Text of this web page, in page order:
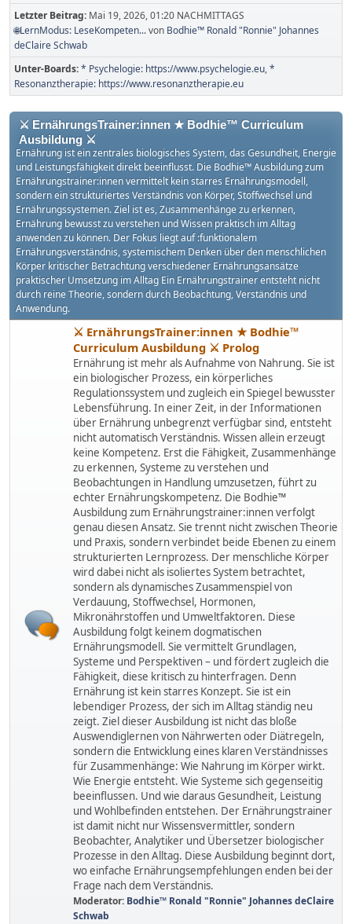
Letzter Beitrag: Mai 19, 2026, 01:20 NACHMITTAGS
🌐LernModus: LeseKompeten...von Bodhie™ Ronald "Ronnie" Johannes
deClaire Schwab
Unter-Boards * Psychelogie: https://www.psychelogie.eu *
Resonanztherapie: https://www.resonanztherapie.eu
⚔ ErnährungsTrainer:innen ★ Bodhie™ Curriculum
Ausbildung ⚔
Ernährung ist ein zentrales biologisches System, das Gesundheit, Energie
und Leistungsfähigkeit direkt beeinflusst. Die Bodhie™ Ausbildung zum
Ernährungstrainer:innen vermittelt kein starres Ernährungsmodell,
sondern ein strukturiertes Verständnis von Körper, Stoffwechsel und
Ernährungssystemen. Ziel ist es, Zusammenhänge zu erkennen,
Ernährung bewusst zu verstehen und Wissen praktisch im Alltag
anwenden zu können. Der Fokus liegt auf :funktionalem
Ernährungsverständnis, systemischem Denken über den menschlichen
Körper kritischer Betrachtung verschiedener Ernährungsansätze
praktischer Umsetzung im Alltag Ein Ernährungstrainer entsteht nicht
durch reine Theorie, sondern durch Beobachtung, Verständnis und
Anwendung.
⚔ ErnährungsTrainer:innen ★ Bodhie™
Curriculum Ausbildung ⚔ Prolog
Ernährung ist mehr als Aufnahme von Nahrung. Sie ist
ein biologischer Prozess, ein körperliches
Regulationssystem und zugleich ein Spiegel bewusster
Lebensführung. In einer Zeit, in der Informationen
über Ernährung unbegrenzt verfügbar sind, entsteht
nicht automatisch Verständnis. Wissen allein erzeugt
keine Kompetenz. Erst die Fähigkeit, Zusammenhänge
zu erkennen, Systeme zu verstehen und
Beobachtungen in Handlung umzusetzen, führt zu
echter Ernährungskompetenz. Die Bodhie™
Ausbildung zum Ernährungstrainer:innen verfolgt
genau diesen Ansatz. Sie trennt nicht zwischen Theorie
und Praxis, sondern verbindet beide Ebenen zu einem
strukturierten Lernprozess. Der menschliche Körper
wird dabei nicht als isoliertes System betrachtet,
sondern als dynamisches Zusammenspiel von
Verdauung, Stoffwechsel, Hormonen,
Mikronährstoffen und Umweltfaktoren. Diese
Ausbildung folgt keinem dogmatischen
Ernährungsmodell. Sie vermittelt Grundlagen,
Systeme und Perspektiven – und fördert zugleich die
Fähigkeit, diese kritisch zu hinterfragen. Denn
Ernährung ist kein starres Konzept. Sie ist ein
lebendiger Prozess, der sich im Alltag ständig neu
zeigt. Ziel dieser Ausbildung ist nicht das bloße
Auswendiglernen von Nährwerten oder Diätregeln,
sondern die Entwicklung eines klaren Verständnisses
für Zusammenhänge: Wie Nahrung im Körper wirkt.
Wie Energie entsteht. Wie Systeme sich gegenseitig
beeinflussen. Und wie daraus Gesundheit, Leistung
und Wohlbefinden entstehen. Der Ernährungstrainer
ist damit nicht nur Wissensvermittler, sondern
Beobachter, Analytiker und Übersetzer biologischer
Prozesse in den Alltag. Diese Ausbildung beginnt dort,
wo einfache Ernährungsempfehlungen enden bei der
Frage nach dem Verständnis.
Moderator: Bodhie™ Ronald "Ronnie" Johannes deClaire
Schwab